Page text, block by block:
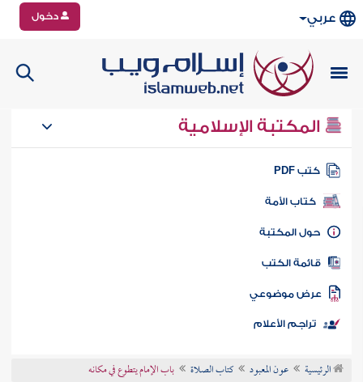
عربي دخول
المكتبة الإسلامية
كتب PDF
كتاب الأمة
المكتبة
الكتب
موضوعي
تراجم الأعلام
الرئيسية عون المعبود كتاب الصلاة باب الإمام يتطوع في مكانه